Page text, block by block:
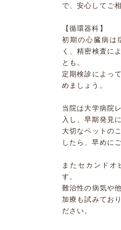
で、安心してご
【循環器科】
初期の心臓病は
く、精密検査に
とも。
定期検診によっ
めましょう。
当院は大学病院
入し、早期発見
大切なペットの
したら、早めに
またセカンドオ
す。
難治性の病気や
加療も試みてお
ださい。